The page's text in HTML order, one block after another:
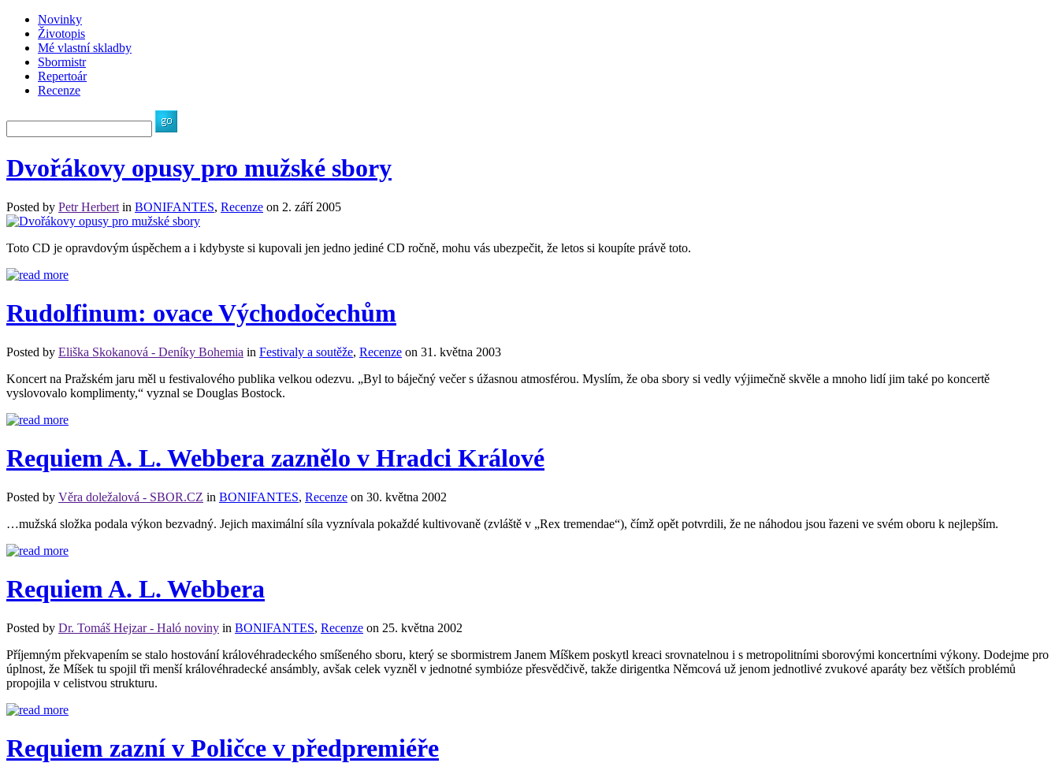
Novinky
Životopis
Mé vlastní skladby
Sbormistr
Repertoár
Recenze
Dvořákovy opusy pro mužské sbory
Posted by Petr Herbert in BONIFANTES, Recenze on 2. září 2005
Toto CD je opravdovým úspěchem a i kdybyste si kupovali jen jedno jediné CD ročně, mohu vás ubezpečit, že letos si koupíte právě toto.
Rudolfinum: ovace Východočechům
Posted by Eliška Skokanová - Deníky Bohemia in Festivaly a soutěže, Recenze on 31. května 2003
Koncert na Pražském jaru měl u festivalového publika velkou odezvu. „Byl to báječný večer s úžasnou atmosférou. Myslím, že oba sbory si vedly výjimečně skvěle a mnoho lidí jim také po koncertě
vyslovovalo komplimenty,“ vyznal se Douglas Bostock.
Requiem A. L. Webbera zaznělo v Hradci Králové
Posted by Věra doležalová - SBOR.CZ in BONIFANTES, Recenze on 30. května 2002
…mužská složka podala výkon bezvadný. Jejich maximální síla vyznívala pokaždé kultivovaně (zvláště v „Rex tremendae“), čímž opět potvrdili, že ne náhodou jsou řazeni ve svém oboru k nejlepším.
Requiem A. L. Webbera
Posted by Dr. Tomáš Hejzar - Haló noviny in BONIFANTES, Recenze on 25. května 2002
Příjemným překvapením se stalo hostování královéhradeckého smíšeného sboru, který se sbormistrem Janem Míškem poskytl kreaci srovnatelnou i s metropolitními sborovými koncertními výkony. Dodejme pro
úplnost, že Míšek tu spojil tři menší královéhradecké ansámbly, avšak celek vyzněl v jednotné symbióze přesvědčivě, takže dirigentka Němcová už jenom jednotlivé zvukové aparáty bez větších problémů
propojila v celistvou strukturu.
Requiem zazní v Poličce v předpremiéře